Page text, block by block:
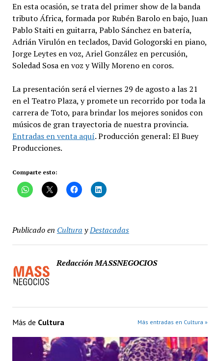
En esta ocasión, se trata del primer show de la banda
tributo África, formada por Rubén Barolo en bajo, Juan
Pablo Staiti en guitarra, Pablo Sánchez en batería,
Adrián Virulón en teclados, David Gologorski en piano,
Jorge Leytes en voz, Ariel González en percusión,
Soledad Sosa en voz y Willy Moreno en coros.
La presentación será el viernes 29 de agosto a las 21
en el Teatro Plaza, y promete un recorrido por toda la
carrera de Toto, para brindar los mejores sonidos con
músicos de gran trayectoria de nuestra provincia.
Entradas en venta aquí. Producción general: El Buey
Producciones.
Comparte esto:
Publicado en Cultura yDestacadas
Redacción MASSNEGOCIOS
Más de Cultura Más entradas en Cultura »